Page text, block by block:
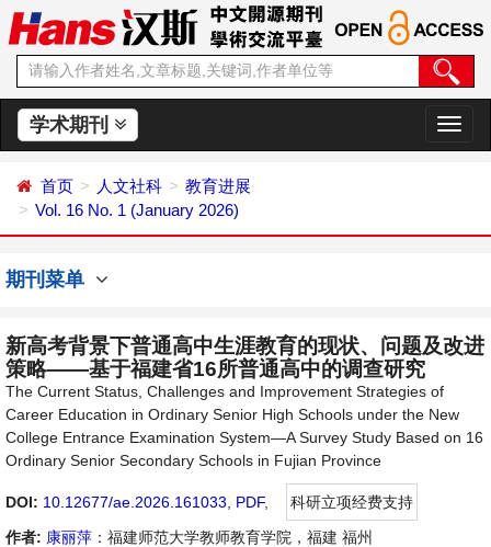
学术期刊
切
换
首页 人文社科
教育进展
Vol. 16 No. 1 (January 2026)
期刊菜单
新高考背景下普通高中生涯教育的现状、问题及改进
策略——基于福建省16所普通高中的调查研究
The Current Status, Challenges and Improvement Strategies of
Career Education in Ordinary Senior High Schools under the New
College Entrance Examination System—A Survey Study Based on 16
Ordinary Senior Secondary Schools in Fujian Province
DOI: 10.12677/ae.2026.161033 PDF,
科研立项经费支持
作者: 康丽萍 ：福建师范大学教师教育学院，福建 福州